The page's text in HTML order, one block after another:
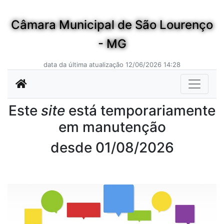
Câmara Municipal de São Lourenço
- MG
data da última atualização 12/06/2026 14:28
Este site está temporariamente
em manutenção
desde 01/08/2026